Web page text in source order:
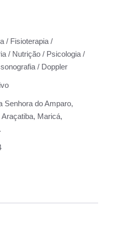
/ Fisioterapia /
/ Nutrição / Psicologia /
/ Doppler
Senhora do Amparo,
Maricá,